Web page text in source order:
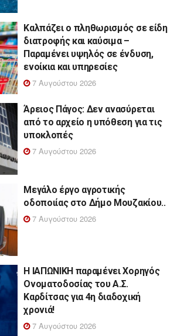
Καλπάζει ο πληθωρισμός σε είδη
διατροφής και καύσιμα –
Παραμένει υψηλός σε ένδυση,
ενοίκια και υπηρεσίες
7 Αυγούστου 2026
Άρειος Πάγος: Δεν ανασύρεται
από το αρχείο η υπόθεση για τις
υποκλοπές
7 Αυγούστου 2026
Μεγάλο έργο αγροτικής
οδοποιίας στο Δήμο Μουζακίου..
7 Αυγούστου 2026
Η ΙΑΠΩΝΙΚΗ παραμένει Χορηγός
Ονοματοδοσίας του Α.Σ.
Καρδίτσας για 4η διαδοχική
χρονιά!
7 Αυγούστου 2026